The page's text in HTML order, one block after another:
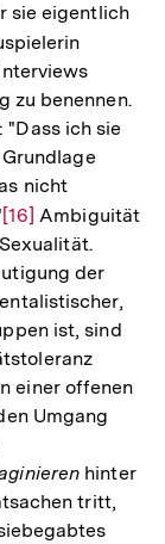
sie eigentlich
zu benennen.
ich sie
nicht
Zur
Auflösung
der
Fußnote
[16] Ambiguität
der
ist, sind
einer offenen
Umgang
hinter
tritt,